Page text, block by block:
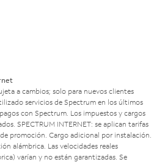
a cambios; solo para nuevos clientes
servicios de Spectrum en los últimos
con Spectrum. Los impuestos y cargos
SPECTRUM INTERNET: se aplican tarifas
promoción. Cargo adicional por instalación.
alámbrica. Las velocidades reales
varían y no están garantizadas. Se